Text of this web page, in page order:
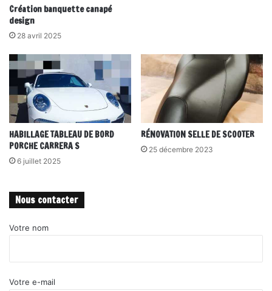
Création banquette canapé
design
28 avril 2025
HABILLAGE TABLEAU DE BORD
PORCHE CARRERA S
6 juillet 2025
RÉNOVATION SELLE DE SCOOTER
25 décembre 2023
Nous contacter
Votre nom
Votre e-mail